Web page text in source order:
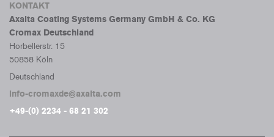
KONTAKT
Axalta Coating Systems Germany GmbH & Co. KG
Cromax Deutschland
Horbellerstr. 15
50858 Köln
Deutschland
info-cromaxde@axalta.com
+49-(0) 2234 - 68 21 302